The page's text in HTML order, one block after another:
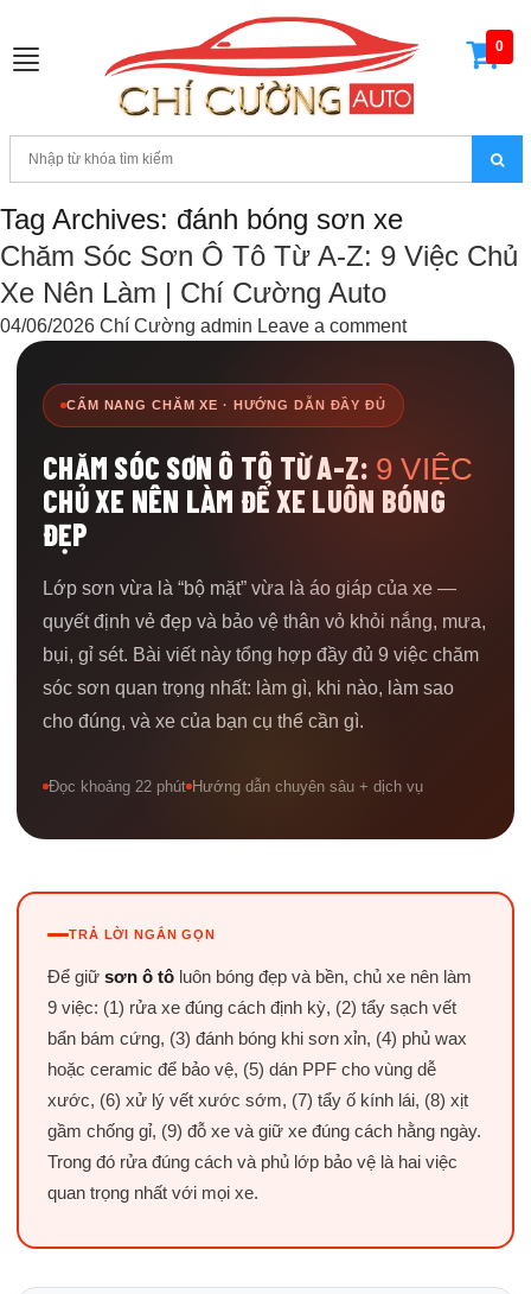
Toggle
0
Tag Archives: đánh bóng sơn xe
Chăm Sóc Sơn Ô Tô Từ A-Z: 9 Việc Chủ
Xe Nên Làm | Chí Cường Auto
04/06/2026 Chí Cường admin Leave a comment
CẨM NANG CHĂM XE · HƯỚNG DẪN ĐẦY ĐỦ
CHĂM SÓC SƠN Ô TÔ TỪ A-Z: 9 VIỆC
CHỦ XE NÊN LÀM ĐỂ XE LUÔN BÓNG
ĐẸP
Lớp sơn vừa là “bộ mặt” vừa là áo giáp của xe —
quyết định vẻ đẹp và bảo vệ thân vỏ khỏi nắng, mưa,
bụi, gỉ sét. Bài viết này tổng hợp đầy đủ 9 việc chăm
sóc sơn quan trọng nhất: làm gì, khi nào, làm sao
cho đúng, và xe của bạn cụ thể cần gì.
Đọc khoảng 22 phút Hướng dẫn chuyên sâu + dịch vụ
TRẢ LỜI NGẮN GỌN
Để giữ sơn ô tô luôn bóng đẹp và bền, chủ xe nên làm
9 việc: (1) rửa xe đúng cách định kỳ, (2) tẩy sạch vết
bẩn bám cứng, (3) đánh bóng khi sơn xỉn, (4) phủ wax
hoặc ceramic để bảo vệ, (5) dán PPF cho vùng dễ
xước, (6) xử lý vết xước sớm, (7) tẩy ố kính lái, (8) xịt
gầm chống gỉ, (9) đỗ xe và giữ xe đúng cách hằng ngày.
Trong đó rửa đúng cách và phủ lớp bảo vệ là hai việc
quan trọng nhất với mọi xe.